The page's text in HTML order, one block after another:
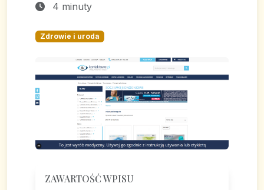
4 minuty
Zdrowie i uroda
ZAWARTOŚĆ WPISU